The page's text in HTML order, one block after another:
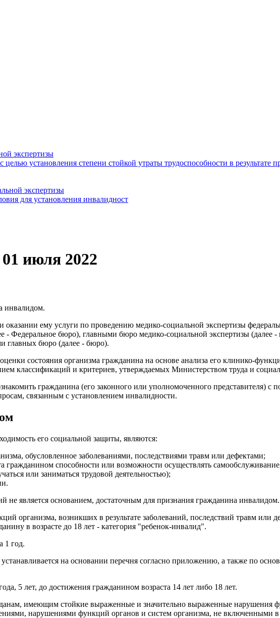
экспертизы
установления степени стойкой утраты трудоспособности в результате
экспертизы
для установления инвалидност
июля 2022
инвалидом.
оказании ему услуги по проведению медико-социальной экспертизы
- Федеральное бюро), главными бюро медико-социальной экспертизы (далее
главных бюро (далее - бюро).
состояния организма гражданина на основе анализа его клинико-
классификаций и критериев, утверждаемых Министерством труда и
гражданина (его законного или уполномоченного представителя) с
связанным с установлением инвалидности.
его социальной защиты, являются:
обусловленное заболеваниями, последствиями травм или дефектами;
гражданином способности или возможности осуществлять
или заниматься трудовой деятельностью);
является основанием, достаточным для признания гражданина инвалидом.
организма, возникших в результате заболеваний, последствий травм или
в возрасте до 18 лет - категория "ребенок-инвалид".
1 год.
на основании перечня согласно приложению, а также по
5 лет, до достижения гражданином возраста 14 лет либо 18 лет.
имеющим стойкие выраженные и значительно выраженные нарушения
нарушениями функций органов и систем организма, не включенными